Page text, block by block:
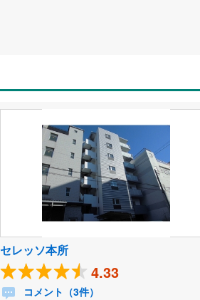
セレッソ本所
4.33
コメント（3件）